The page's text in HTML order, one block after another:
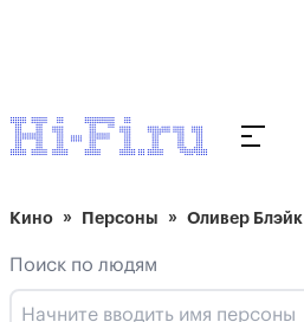
Кино Персоны Оливер Блэйк
Поиск по людям